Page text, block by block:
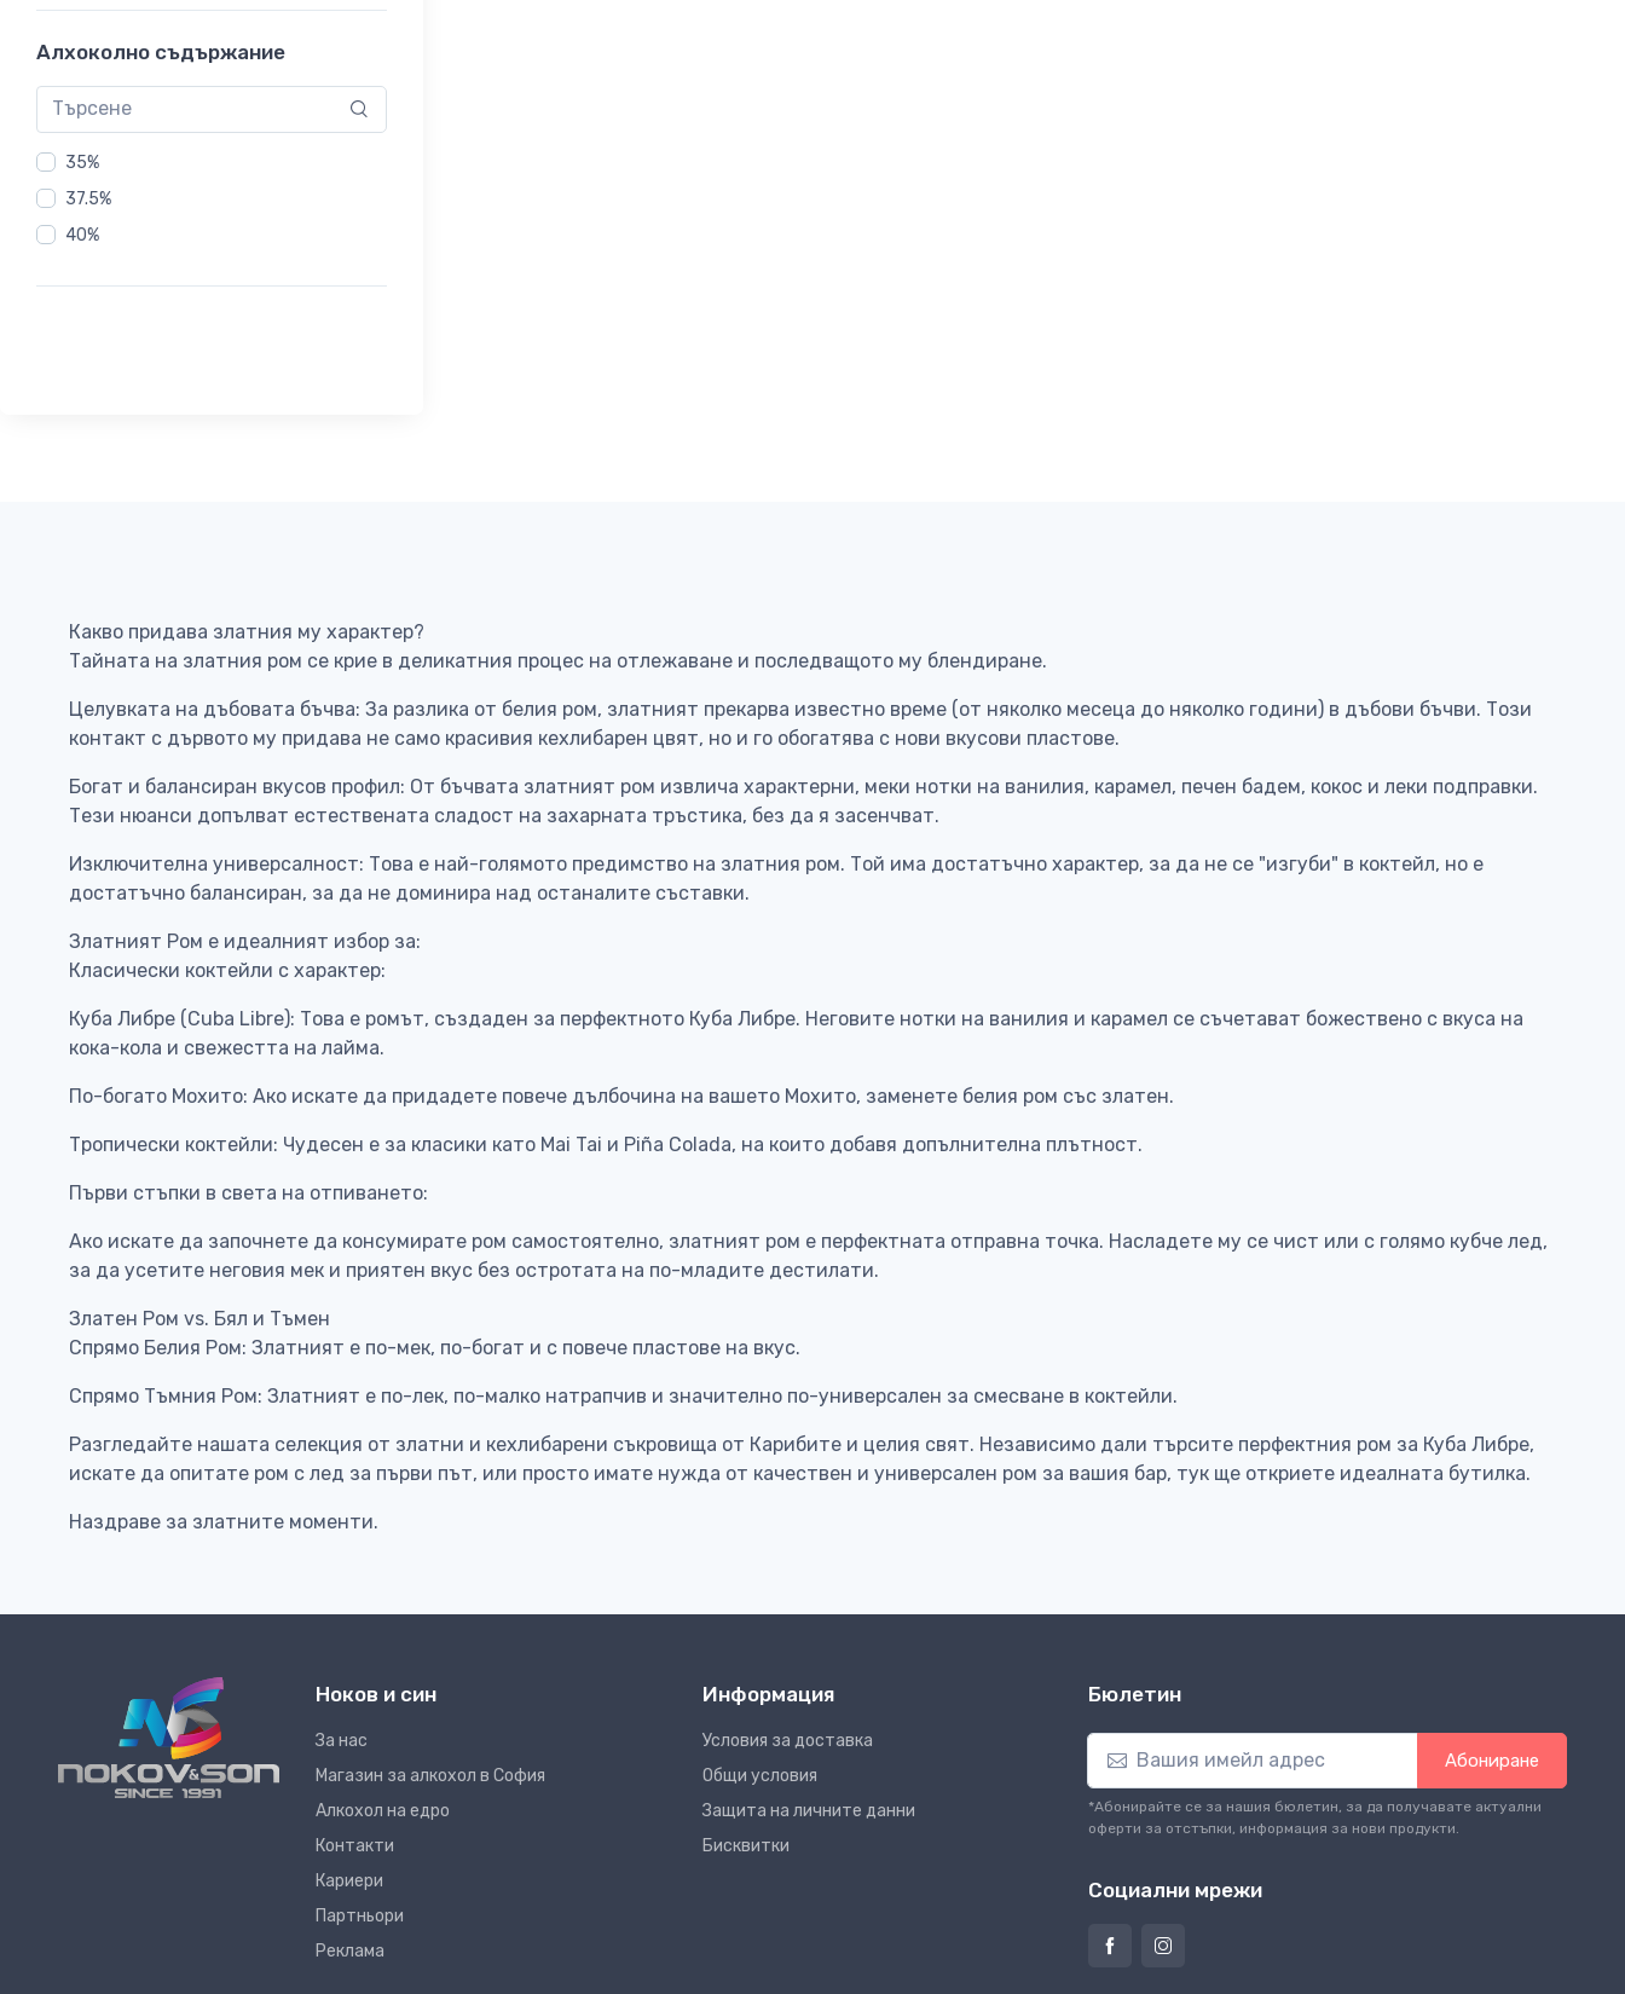
Алхоколно съдържание
35%
37.5%
40%
Какво придава златния му характер?
Тайната на златния ром се крие в деликатния процес на отлежаване и последващото му блендиране.
Целувката на дъбовата бъчва: За разлика от белия ром, златният прекарва известно време (от няколко месеца до няколко години) в дъбови бъчви. Този
контакт с дървото му придава не само красивия кехлибарен цвят, но и го обогатява с нови вкусови пластове.
Богат и балансиран вкусов профил: От бъчвата златният ром извлича характерни, меки нотки на ванилия, карамел, печен бадем, кокос и леки подправки.
Тези нюанси допълват естествената сладост на захарната тръстика, без да я засенчват.
Изключителна универсалност: Това е най-голямото предимство на златния ром. Той има достатъчно характер, за да не се "изгуби" в коктейл, но е
достатъчно балансиран, за да не доминира над останалите съставки.
Златният Ром е идеалният избор за:
Класически коктейли с характер:
Куба Либре (Cuba Libre): Това е ромът, създаден за перфектното Куба Либре. Неговите нотки на ванилия и карамел се съчетават божествено с вкуса на
кока-кола и свежестта на лайма.
По-богато Мохито: Ако искате да придадете повече дълбочина на вашето Мохито, заменете белия ром със златен.
Тропически коктейли: Чудесен е за класики като Mai Tai и Piña Colada, на които добавя допълнителна плътност.
Първи стъпки в света на отпиването:
Ако искате да започнете да консумирате ром самостоятелно, златният ром е перфектната отправна точка. Насладете му се чист или с голямо кубче лед,
за да усетите неговия мек и приятен вкус без остротата на по-младите дестилати.
Златен Ром vs. Бял и Тъмен
Спрямо Белия Ром: Златният е по-мек, по-богат и с повече пластове на вкус.
Спрямо Тъмния Ром: Златният е по-лек, по-малко натрапчив и значително по-универсален за смесване в коктейли.
Разгледайте нашата селекция от златни и кехлибарени съкровища от Карибите и целия свят. Независимо дали търсите перфектния ром за Куба Либре,
искате да опитате ром с лед за първи път, или просто имате нужда от качествен и универсален ром за вашия бар, тук ще откриете идеалната бутилка.
Наздраве за златните моменти.
Ноков и син
За нас
Магазин за алкохол в София
Алкохол на едро
Контакти
Кариери
Партньори
Реклама
Информация
Условия за доставка
Общи условия
Защита на личните данни
Бисквитки
Бюлетин
Абониране
*Абонирайте се за нашия бюлетин, за да получавате актуални
оферти за отстъпки, информация за нови продукти.
Социални мрежи